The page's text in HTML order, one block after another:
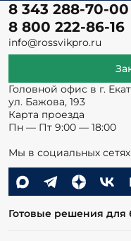
8 343 288-70-00
8 800 222-86-16
info@rossvikpro.ru
Головной офис в г.
ул. Бажова, 193
Карта проезда
Пн — Пт 9:00 — 18:00
Мы в социальных сетях
Готовые решения для